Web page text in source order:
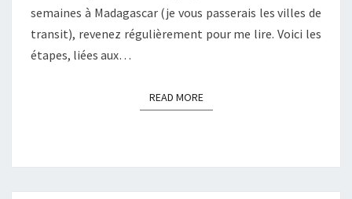
semaines à Madagascar (je vous passerais les villes de
transit), revenez régulièrement pour me lire. Voici les
étapes, liées aux…
READ MOREREAD MORE